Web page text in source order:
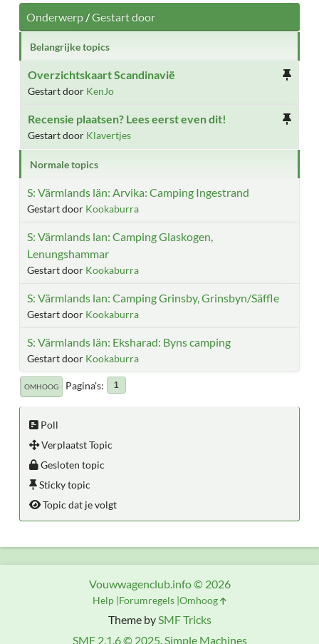
Onderwerp/Gestart door
Belangrijke topics
Overzichtskaart Scandinavië
Gestart door KenJo
Recensie plaatsen? Lees eerst even dit!
Gestart door Klavertjes
Normale topics
S: Värmlands län: Arvika: Camping Ingestrand
Gestart door Kookaburra
S: Värmlands lan: Camping Glaskogen,
Lenungshammar
Gestart door Kookaburra
S: Värmlands lan: Camping Grinsby, Grinsbyn/Säffle
Gestart door Kookaburra
S: Värmlands län: Eksharad: Byns camping
Gestart door Kookaburra
OMHOOG Pagina's 1
Poll
Verplaatst Topic
Gesloten topic
Sticky topic
Topic dat je volgt
Theme bySMF Tricks
SMF 2.1.6 © 2025,Simple Machines
Vouwwagenclub.info © 2026
Help Forumregels Omhoog